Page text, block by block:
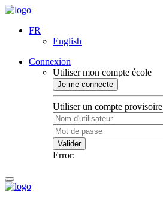
FR
English
Connexion
Utiliser mon compte école
Je me connecte
Utiliser un compte provisoire
Valider
Error: